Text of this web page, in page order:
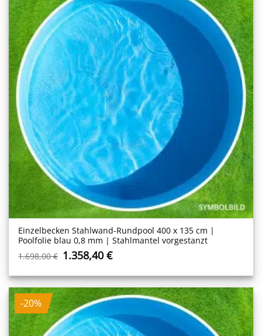
Einzelbecken Stahl­wand-Rundpool 400 x 135 cm |
Poolfolie blau 0,8 mm | Stahlmantel vorgestanzt
1.698,00€ Ursprünglicher
war:
1.698,00 €
1.358,40€Aktueller
ist:
1.358,40 €.
-20%